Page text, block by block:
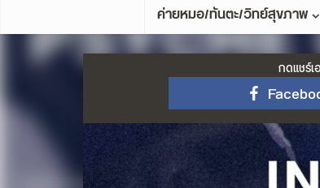
ค่ายหมอ/ทันตะ/วิทย์สุขภาพ
กดแชร์เ